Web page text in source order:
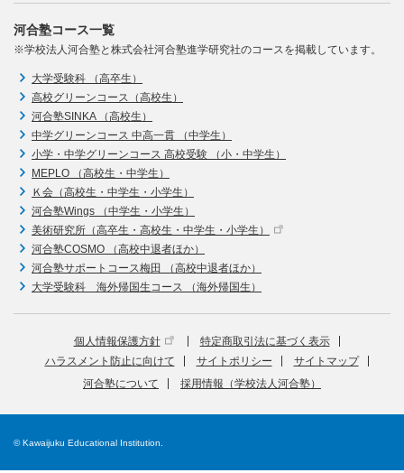
河合塾コース一覧
※学校法人河合塾と株式会社河合塾進学研究社のコースを掲載しています。
大学受験科 （高卒生）
高校グリーンコース（高校生）
河合塾SINKA （高校生）
中学グリーンコース 中高一貫 （中学生）
小学・中学グリーンコース 高校受験 （小・中学生）
MEPLO （高校生・中学生）
Ｋ会（高校生・中学生・小学生）
河合塾Wings （中学生・小学生）
美術研究所（高卒生・高校生・中学生・小学生）
河合塾COSMO （高校中退者ほか）
河合塾サポートコース梅田 （高校中退者ほか）
大学受験科 海外帰国生コース （海外帰国生）
個人情報保護方針
特定商取引法に基づく表示
ハラスメント防止に向けて
サイトポリシー
サイトマップ
河合塾について
採用情報（学校法人河合塾）
© Kawaijuku Educational Institution.